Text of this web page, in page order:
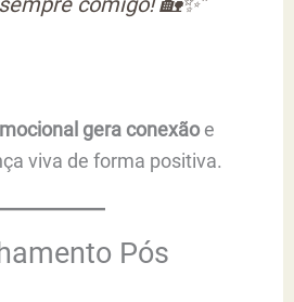
gera conexão e
viva de forma positiva.
Pós